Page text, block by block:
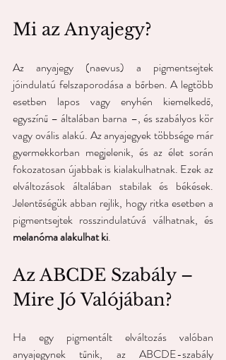
Mi az Anyajegy?
Az anyajegy (naevus) a pigmentsejtek
jóindulatú felszaporodása a bőrben. A legtöbb
esetben lapos vagy enyhén kiemelkedő,
egyszínű – általában barna –, és szabályos kör
vagy ovális alakú. Az anyajegyek többsége már
gyermekkorban megjelenik, és az élet során
fokozatosan újabbak is kialakulhatnak. Ezek az
elváltozások általában stabilak és békések.
Jelentőségük abban rejlik, hogy ritka esetben a
melanóma alakulhat ki.
Az ABCDE Szabály –
Mire Jó Valójában?
Ha egy pigmentált elváltozás valóban
anyajegynek tűnik, az ABCDE-szabály